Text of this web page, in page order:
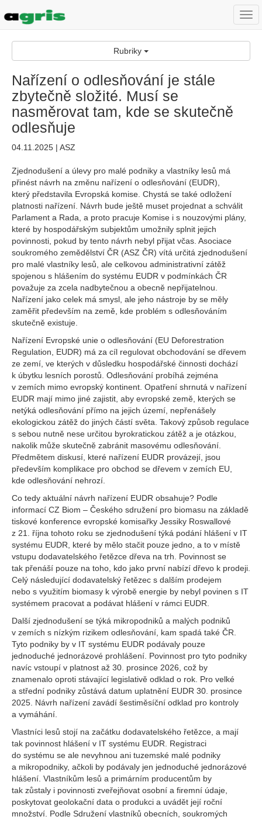
Rubriky
Nařízení o odlesňování je stále
zbytečně složité. Musí se
nasměrovat tam, kde se skutečně
odlesňuje
04.11.2025 | ASZ
Zjednodušení a úlevy pro malé podniky a vlastníky lesů má
přinést návrh na změnu nařízení o odlesňování (EUDR),
který představila Evropská komise. Chystá se také odložení
platnosti nařízení. Návrh bude ještě muset projednat a schválit
Parlament a Rada, a proto pracuje Komise i s nouzovými plány,
které by hospodářským subjektům umožnily splnit jejich
povinnosti, pokud by tento návrh nebyl přijat včas. Asociace
soukromého zemědělství ČR (ASZ ČR) vítá určitá zjednodušení
pro malé vlastníky lesů, ale celkovou administrativní zátěž
spojenou s hlášením do systému EUDR v podmínkách ČR
považuje za zcela nadbytečnou a obecně nepřijatelnou.
Nařízení jako celek má smysl, ale jeho nástroje by se měly
zaměřit především na země, kde problém s odlesňováním
skutečně existuje.
Nařízení Evropské unie o odlesňování (EU Deforestration
Regulation, EUDR) má za cíl regulovat obchodování se dřevem
ze zemí, ve kterých v důsledku hospodářské činnosti dochází
k úbytku lesních porostů. Odlesňování probíhá zejména
v zemích mimo evropský kontinent. Opatření shrnutá v nařízení
EUDR mají mimo jiné zajistit, aby evropské země, kterých se
netýká odlesňování přímo na jejich území, nepřenášely
ekologickou zátěž do jiných částí světa. Takový způsob regulace
s sebou nutně nese určitou byrokratickou zátěž a je otázkou,
nakolik může skutečně zabránit masovému odlesňování.
Předmětem diskusí, které nařízení EUDR provázejí, jsou
především komplikace pro obchod se dřevem v zemích EU,
kde odlesňování nehrozí.
Co tedy aktuální návrh nařízení EUDR obsahuje? Podle
informací CZ Biom – Českého sdružení pro biomasu na základě
tiskové konference evropské komisařky Jessiky Roswallové
z 21. října tohoto roku se zjednodušení týká podání hlášení v IT
systému EUDR, které by mělo stačit pouze jedno, a to v místě
vstupu dodavatelského řetězce dřeva na trh. Povinnost se
tak přenáší pouze na toho, kdo jako první nabízí dřevo k prodeji.
Celý následující dodavatelský řetězec s dalším prodejem
nebo s využitím biomasy k výrobě energie by nebyl povinen s IT
systémem pracovat a podávat hlášení v rámci EUDR.
Další zjednodušení se týká mikropodniků a malých podniků
v zemích s nízkým rizikem odlesňování, kam spadá také ČR.
Tyto podniky by v IT systému EUDR podávaly pouze
jednoduché jednorázové prohlášení. Povinnost pro tyto podniky
navíc vstoupí v platnost až 30. prosince 2026, což by
znamenalo oproti stávající legislativě odklad o rok. Pro velké
a střední podniky zůstává datum uplatnění EUDR 30. prosince
2025. Návrh nařízení zavádí šestiměsíční odklad pro kontroly
a vymáhání.
Vlastníci lesů stojí na začátku dodavatelského řetězce, a mají
tak povinnost hlášení v IT systému EUDR. Registraci
do systému se ale nevyhnou ani tuzemské malé podniky
a mikropodniky, ačkoli by podávaly jen jednoduché jednorázové
hlášení. Vlastníkům lesů a primárním producentům by
tak zůstaly i povinnosti zveřejňovat osobní a firemní údaje,
poskytovat geolokační data o produkci a uvádět její roční
množství. Podle Sdružení vlastníků obecních, soukromých